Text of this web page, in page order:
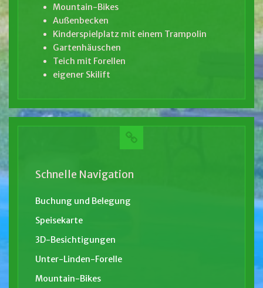
Mountain-Bikes
Außenbecken
Kinderspielplatz mit einem Trampolin
Gartenhäuschen
Teich mit Forellen
eigener Skilift
Schnelle Navigation
Buchung und Belegung
Speisekarte
3D-Besichtigungen
Unter-Linden-Forelle
Mountain-Bikes